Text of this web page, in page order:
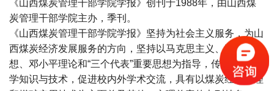
《山西煤炭管理干部学院学报》创刊于1988年，由山西煤
炭管理干部学院主办，季刊。
《山西煤炭管理干部学院学报》坚持为社会主义服务，为山
西煤炭经济发展服务的方向，坚持以马克思主义、毛泽东思
想、邓小平理论和“三个代表”重要思想为指导，传播文化科
学知识与技术，促进校内外学术交流，具有以煤炭经济管理